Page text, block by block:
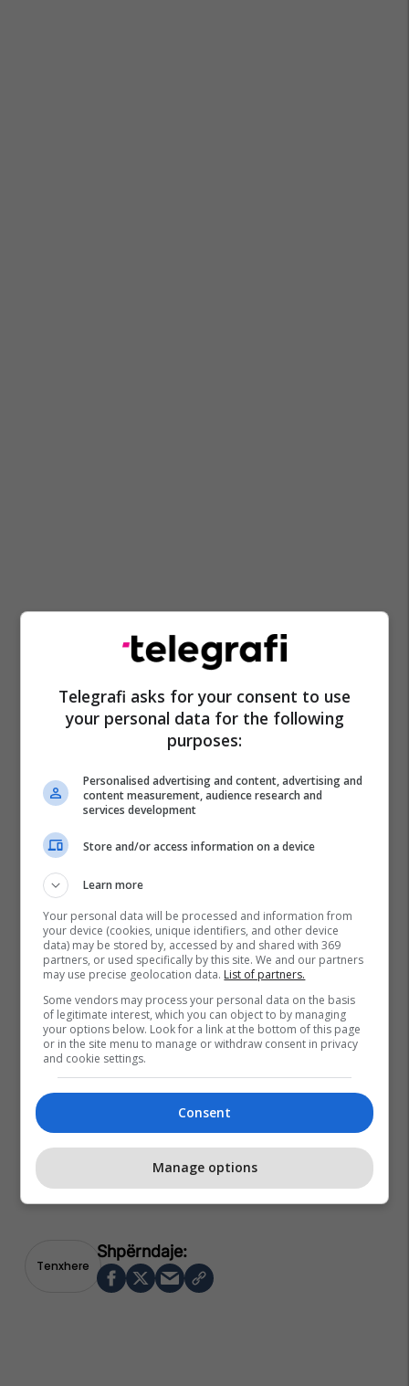
Tenxhere
Telegrafi asks for your consent to use
your personal data for the following
purposes:
Personalised advertising and content, advertising and
content measurement, audience research and
services development
Store and/or access information on a device
Learn more
Your personal data will be processed and information from
your device (cookies, unique identifiers, and other device
data) may be stored by, accessed by and shared with 369
partners, or used specifically by this site. We and our partners
may use precise geolocation data. List of partners.
Some vendors may process your personal data on the basis
of legitimate interest, which you can object to by managing
your options below. Look for a link at the bottom of this page
or in the site menu to manage or withdraw consent in privacy
and cookie settings.
Consent
Manage options